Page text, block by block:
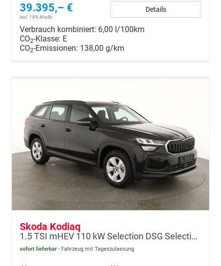
39.395,– €
incl. 19% MwSt.
Details
Verbrauch kombiniert: 6,00 l/100km
CO2-Klasse: E
CO2-Emissionen: 138,00 g/km
Skoda Kodiaq
1.5 TSI mHEV 110 kW Selection DSG Selection, AHK, Navi, Side, Kamera, Winter, 4 J.- Garantie
sofort lieferbar Fahrzeug mit Tageszulassung